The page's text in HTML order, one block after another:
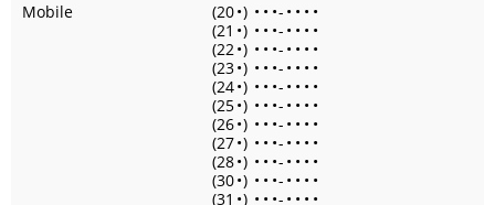
Mobile
(20•) • • •- • • • •
(21 •) • • •- • • • •
(22•) • • •- • • • •
(23•) • • •- • • • •
(24•) • • •- • • • •
(25•) • • •- • • • •
(26•) • • •- • • • •
(27•) • • •- • • • •
(28•) • • •- • • • •
(30•) • • •- • • • •
(31 •) • • •- • • • •